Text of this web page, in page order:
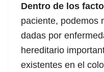
Dentro de los
paciente, podemos
dadas por
hereditario
existentes en el